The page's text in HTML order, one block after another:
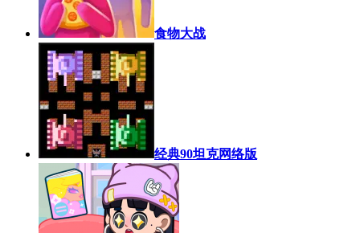
食物大战
经典90坦克网络版